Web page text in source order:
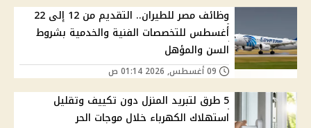
وظائف مصر للطيران.. التقديم من 12 إلى 22
أغسطس للتخصصات الفنية والخدمية بشروط
السن والمؤهل
5 طرق لتبريد المنزل دون تكييف وتقليل
استهلاك الكهرباء خلال موجات الحر